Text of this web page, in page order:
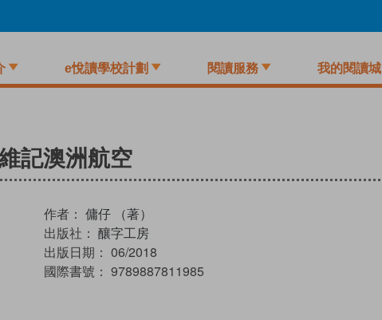
e悅讀學校計劃 閱讀服務 我的閱讀城
記澳洲航空
作者： 傭仔 （著）
出版社： 釀字工房
出版日期： 06/2018
國際書號： 9789887811985